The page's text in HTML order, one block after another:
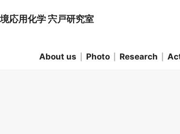
About us Photo Research
応用化学 宍戸研究室